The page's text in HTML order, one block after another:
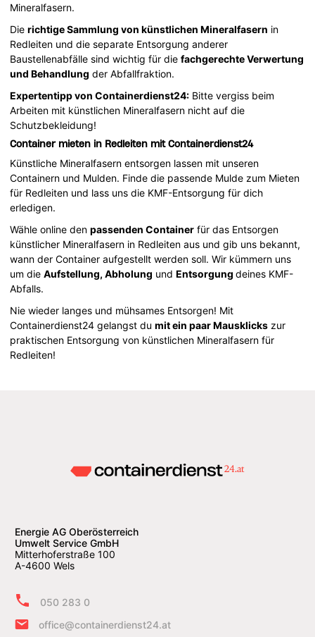
Mineralfasern.
Dierichtige Sammlung von künstlichen Mineralfasern in
Redleiten und die separate Entsorgung anderer
Baustellenabfälle sind wichtig für diefachgerechte Verwertung
und Behandlung der Abfallfraktion.
Expertentipp von Containerdienst24: Bitte vergiss beim
Arbeiten mit künstlichen Mineralfasern nicht auf die
Schutzbekleidung!
Container mieten in Redleiten mit Containerdienst24
Künstliche Mineralfasern entsorgen lassen mit unseren
Containern und Mulden. Finde die passende Mulde zum Mieten
für Redleiten und lass uns die KMF-Entsorgung für dich
erledigen.
Wähle online denpassenden Container für das Entsorgen
künstlicher Mineralfasern in Redleiten aus und gib uns bekannt,
wann der Container aufgestellt werden soll. Wir kümmern uns
um dieAufstellung, Abholung undEntsorgungdeines KMF-
Abfalls.
Nie wieder langes und mühsames Entsorgen! Mit
Containerdienst24 gelangst dumit ein paar Mausklicks zur
praktischen Entsorgung von künstlichen Mineralfasern für
Redleiten!
Energie AG Oberösterreich
Umwelt Service GmbH
Mitterhoferstraße 100
A-4600 Wels
050 283 0
office@containerdienst24.at